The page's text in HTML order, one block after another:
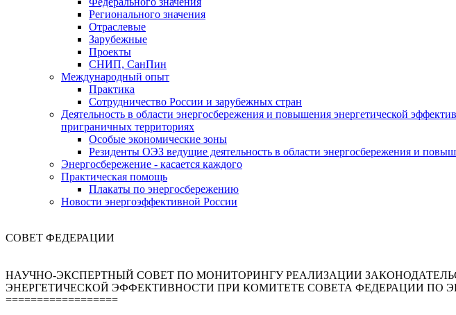
Регионального значения
Отраслевые
Зарубежные
Проекты
СНИП, СанПин
Международный опыт
Практика
Сотрудничество России и зарубежных стран
Деятельность в области энергосбережения и повышения энергетической
приграничных территориях
Особые экономические зоны
Резиденты ОЭЗ ведущие деятельность в области энергосбережения и
Энергосбережение - касается каждого
Практическая помощь
Плакаты по энергосбережению
Новости энергоэффективной России
СОВЕТ ФЕДЕРАЦИИ
НАУЧНО-ЭКСПЕРТНЫЙ СОВЕТ ПО МОНИТОРИНГУ РЕАЛИЗАЦИИ
ЭНЕРГЕТИЧЕСКОЙ ЭФФЕКТИВНОСТИ ПРИ КОМИТЕТЕ СОВЕТА ФЕДЕРАЦИИ ПО
==================